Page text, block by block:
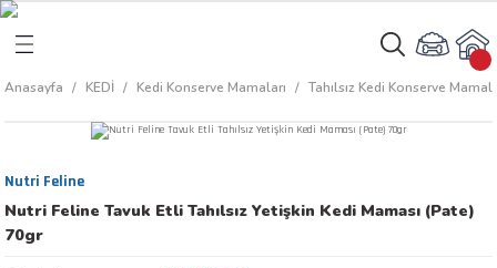
Anasayfa KEDİ Kedi Konserve Mamaları Tahılsız Kedi Konserve
Nutri Feline
Nutri Feline Tavuk Etli Tahılsız Yetişkin Kedi Maması (Pate)
70gr